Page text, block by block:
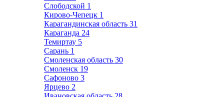
Слободской 1
Кирово-Чепецк 1
Карагандинская область 31
Караганда 24
Темиртау 5
Сарань 1
Смоленская область 30
Смоленск 19
Сафоново 3
Ярцево 2